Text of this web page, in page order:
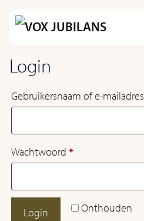
inhoud
Login
Gebruikersnaam of e-mailadres
Wachtwoord *Vereist
Onthouden
Login